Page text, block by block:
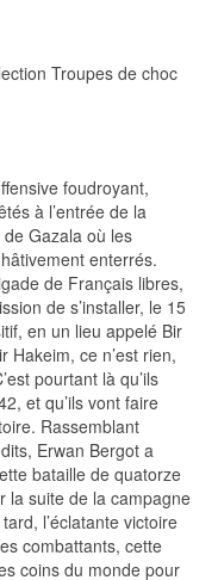
Troupes de choc
foudroyant,
à l’entrée de la
Gazala où les
enterrés.
de Français libres,
de s’installer, le 15
en un lieu appelé Bir
ce n’est rien,
pourtant là qu’ils
et qu’ils vont faire
Rassemblant
Erwan Bergot a
bataille de quatorze
la suite de la campagne
l’éclatante victoire
combattants, cette
coins du monde pour